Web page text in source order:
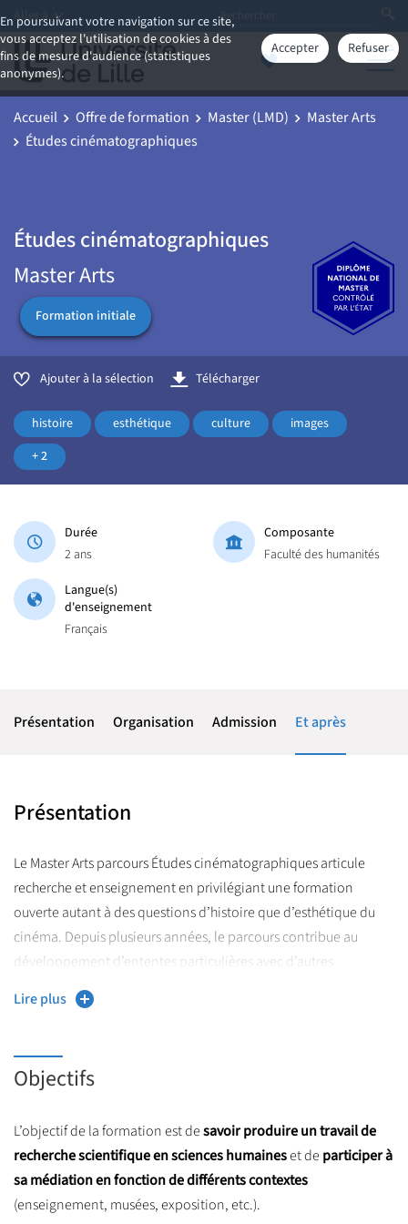
En poursuivant votre navigation sur ce site,
vous acceptez l'utilisation de cookies à des
fins de mesure d'audience (statistiques
anonymes).
Accepter Refuser
Aller à
Accueil Offre de formation Master (LMD)
Master Arts
Études cinématographiques
Études cinématographiques
Master Arts
Formation initiale
Ajouter à la sélection Télécharger
histoire esthétique culture
images
+ 2
Durée
2 ans
Composante
Faculté des humanités
Langue(s)
d'enseignement
Français
Présentation Organisation Admission Et après
Présentation
Le Master Arts parcours Études cinématographiques articule
recherche et enseignement en privilégiant une formation
ouverte autant à des questions d’histoire que d’esthétique du
cinéma. Depuis plusieurs années, le parcours contribue au
développement d’ententes particulières avec d’autres
institutions comme la
Cinémathèque royale de Belgique
D’un côté, la formation vise à inscrire l’étude du cinéma parmi
comme mode de production et de création et appréhende le
sens que revêtent les images ; les traditions dans lesquelles elles
s’inscrivent ; celles dont elles se distancient ; les visions du
monde qu’elles proposent. Les images du cinéma s’inscrivent
Lire plus
Objectifs
L’objectif de la formation est desavoir produire un travail de
recherche scientifique en sciences humaineset departiciper à
sa médiation en fonction de différents contextes
(enseignement, musées, exposition, etc.).